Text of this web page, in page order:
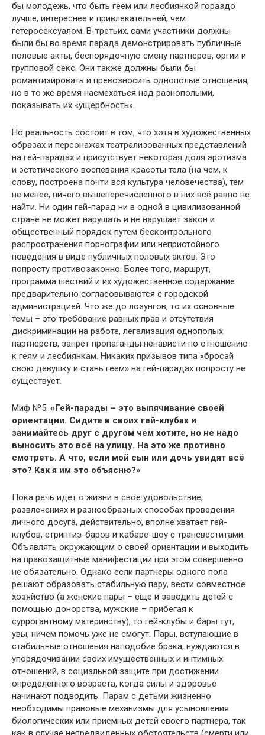
бы молодежь, что быть геем или лесбиянкой гораздо
лучше, интереснее и привлекательней, чем
гетеросексуалом. В-третьих, сами участники должны
были бы во время парада демонстрировать публичные
половые акты, беспорядочную смену партнеров, оргии и
групповой секс. Они также должны были бы
романтизировать и превозносить однополые отношения,
но в то же время насмехаться над разнополыми,
показывать их «ущербность».
Но реальность состоит в том, что хотя в художественных
образах и персонажах театрализованных представлений
на гей-парадах и присутствует некоторая доля эротизма
и эстетического воспевания красоты тела (на чем, к
слову, построена почти вся культура человечества), тем
не менее, ничего вышеперечисленного в них всё равно не
найти. Ни один гей-парад ни в одной в цивилизованной
стране не может нарушать и не нарушает закон и
общественный порядок путем бесконтрольного
распространения порнографии или непристойного
поведения в виде публичных половых актов. Это
попросту противозаконно. Более того, маршрут,
программа шествий и их художественное содержание
предварительно согласовываются с городской
администрацией. Что же до лозунгов, то их основные
темы – это требование равных прав и отсутствия
дискриминации на работе, легализация однополых
партнерств, запрет пропаганды ненависти по отношению
к геям и лесбиянкам. Никаких призывов типа «бросай
свою девушку и стань геем» на гей-парадах попросту не
существует.
Миф №5. «Гей-парады – это выпячивание своей
ориентации. Сидите в своих гей-клубах и
занимайтесь друг с другом чем хотите, но не надо
выносить это всё на улицу. На это же противно
смотреть. А что, если мой сын или дочь увидят всё
это? Как я им это объясню?»
Пока речь идет о жизни в своё удовольствие,
развлечениях и разнообразных способах проведения
личного досуга, действительно, вполне хватает гей-
клубов, стриптиз-баров и кабаре-шоу с трансвеститами.
Объявлять окружающим о своей ориентации и выходить
на правозащитные манифестации при этом совершенно
не обязательно. Однако если партнеры одного пола
решают образовать стабильную пару, вести совместное
хозяйство (а женские пары – еще и заводить детей с
помощью донорства, мужские – прибегая к
суррогантному материнству), то гей-клубы и бары тут,
увы, ничем помочь уже не смогут. Пары, вступающие в
стабильные отношения наподобие брака, нуждаются в
упорядочивании своих имущественных и интимных
отношений, в социальной защите при достижении
определенного возраста, когда силы и здоровье
начинают подводить. Парам с детьми жизненно
необходимы правовые механизмы для усыновления
биологических или приемных детей своего партнера, так